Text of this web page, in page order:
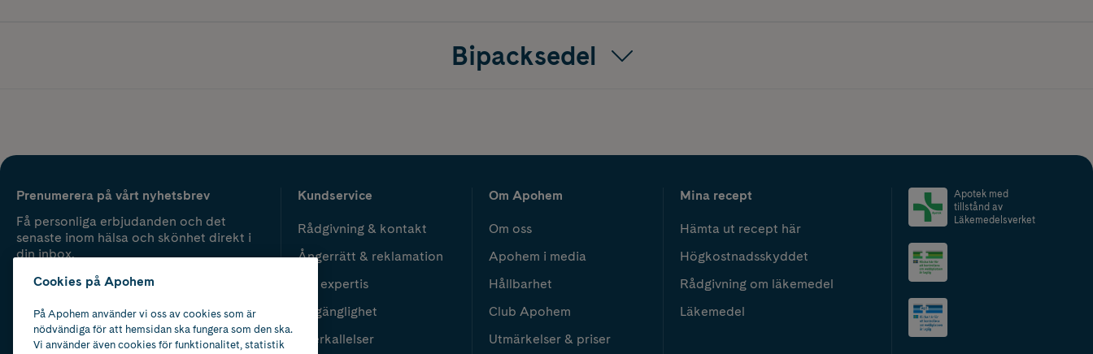
Bipacksedel
Prenumerera på vårt nyhetsbrev
Få personliga erbjudanden och det
senaste inom hälsa och skönhet direkt i
din inbox.
Kundservice
Rådgivning & kontakt
Ångerrätt & reklamation
Vår expertis
Tillgänglighet
Återkallelser
Om Apohem
Om oss
Apohem i media
Hållbarhet
Club Apohem
Utmärkelser & priser
Mina recept
Hämta ut recept här
Högkostnadsskyddet
Rådgivning om läkemedel
Läkemedel
Apotek med
tillstånd av
Läkemedelsverket
Cookies på Apohem
På Apohem använder vi oss av cookies som är
nödvändiga för att hemsidan ska fungera som den ska.
Vi använder även cookies för funktionalitet, statistik